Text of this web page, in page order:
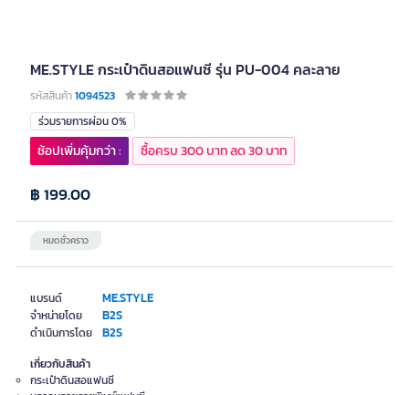
ME.STYLE กระเป๋าดินสอแฟนซี รุ่น PU-004 คละลาย
รหัสสินค้า1094523
แบรนด์ ME.STYLE
จำหน่ายโดย B2S
ดำเนินการโดย B2S
ร่วมรายการผ่อน 0%
หมดชั่วคราว
฿ 199.00
ช้อปเพิ่มคุ้มกว่า : ซื้อครบ 300 บาท ลด 30 บาท
เกี่ยวกับสินค้า
กระเป๋าดินสอแฟนซี